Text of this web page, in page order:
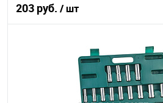
203 руб. / шт